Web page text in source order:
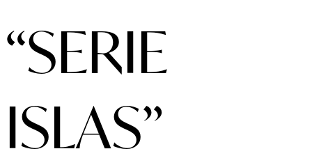
“SERIE
ISLAS”